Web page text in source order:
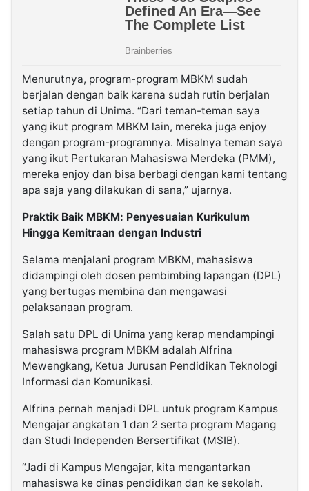
Menurutnya, program-program MBKM sudah
berjalan dengan baik karena sudah rutin berjalan
setiap tahun di Unima. “Dari teman-teman saya
yang ikut program MBKM lain, mereka juga enjoy
dengan program-programnya. Misalnya teman saya
yang ikut Pertukaran Mahasiswa Merdeka (PMM),
mereka enjoy dan bisa berbagi dengan kami tentang
apa saja yang dilakukan di sana,” ujarnya.
Praktik Baik MBKM: Penyesuaian Kurikulum
Hingga Kemitraan dengan Industri
Selama menjalani program MBKM, mahasiswa
didampingi oleh dosen pembimbing lapangan (DPL)
yang bertugas membina dan mengawasi
pelaksanaan program.
Salah satu DPL di Unima yang kerap mendampingi
mahasiswa program MBKM adalah Alfrina
Mewengkang, Ketua Jurusan Pendidikan Teknologi
Informasi dan Komunikasi.
Alfrina pernah menjadi DPL untuk program Kampus
Mengajar angkatan 1 dan 2 serta program Magang
dan Studi Independen Bersertifikat (MSIB).
“Jadi di Kampus Mengajar, kita mengantarkan
mahasiswa ke dinas pendidikan dan ke sekolah.